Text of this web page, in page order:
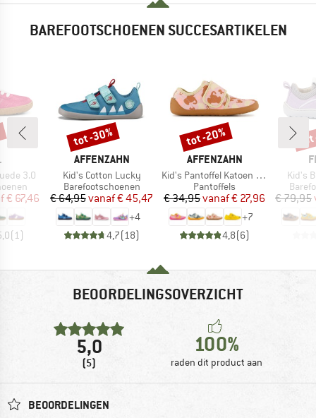
BAREFOOTSCHOENEN SUCCESARTIKELEN
3.0
prijs
€ 67,46
(1)
MERK
AFFENZAHN
Artikel
Kid's Cotton Lucky
Productgroep
Barefootschoenen
Prijs
€ 64,95 Verlaagde prijs
vanaf€ 45,47
+4
4,7(18)
Korting
tot -30%
MERK
AFFENZAHN
Artikel
Kid's Pantoffel Katoen Movy
Productgroep
Pantoffels
Prijs
€ 34,95 Verlaagde prijs
vanaf€ 27,96
+7
4,8(6)
Korting
tot -20%
Artikel
Kid's
€ 79,95
BEOORDELINGSOVERZICHT
5,0
(5)
100%
raden dit product aan
BEOORDELINGEN